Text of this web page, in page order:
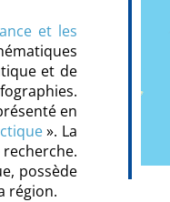
et les
et de
en
». La
possède
région.